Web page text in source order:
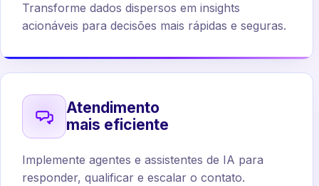
Transforme dados dispersos em insights
acionáveis para decisões mais rápidas e seguras.
Atendimento
mais eficiente
Implemente agentes e assistentes de IA para
responder, qualificar e escalar o contato.